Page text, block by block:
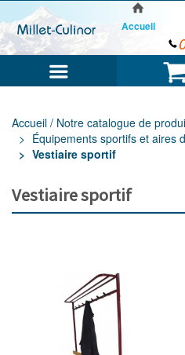
Accueil
Accueil / Notre catalogue de
Équipements sportifs et aires
Vestiaire sportif
Vestiaire sportif